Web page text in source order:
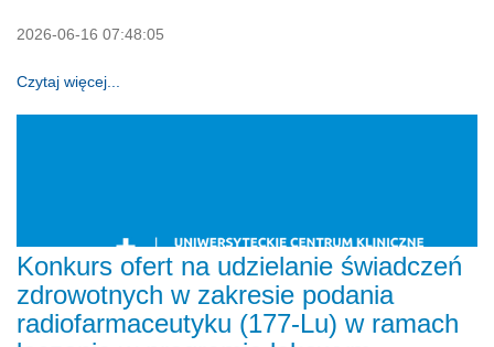
2026-06-16 07:48:05
Czytaj więcej...
Konkurs ofert na udzielanie świadczeń
zdrowotnych w zakresie podania
radiofarmaceutyku (177-Lu) w ramach